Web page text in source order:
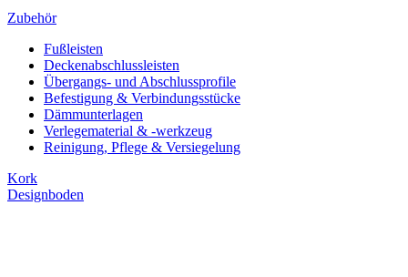
Zubehör
Fußleisten
Deckenabschlussleisten
Übergangs- und Abschlussprofile
Befestigung & Verbindungsstücke
Dämmunterlagen
Verlegematerial & -werkzeug
Reinigung, Pflege & Versiegelung
Kork
Designboden